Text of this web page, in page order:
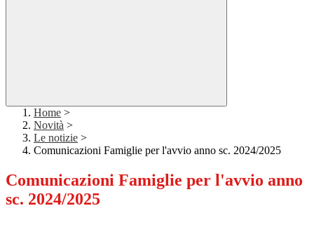
Home >
Novità >
Le notizie >
Comunicazioni Famiglie per l'avvio anno sc. 2024/2025
Comunicazioni Famiglie per l'avvio anno
sc. 2024/2025